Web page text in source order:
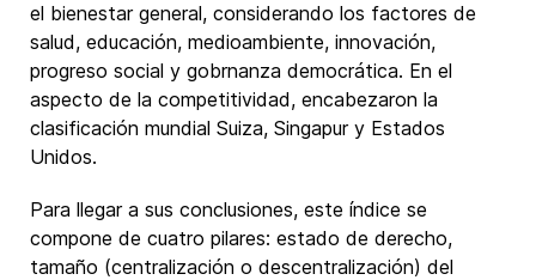
el bienestar general, considerando los factores de
salud, educación, medioambiente, innovación,
progreso social y gobrnanza democrática. En el
aspecto de la competitividad, encabezaron la
clasificación mundial Suiza, Singapur y Estados
Unidos.
Para llegar a sus conclusiones, este índice se
compone de cuatro pilares: estado de derecho,
tamaño (centralización o descentralización) del